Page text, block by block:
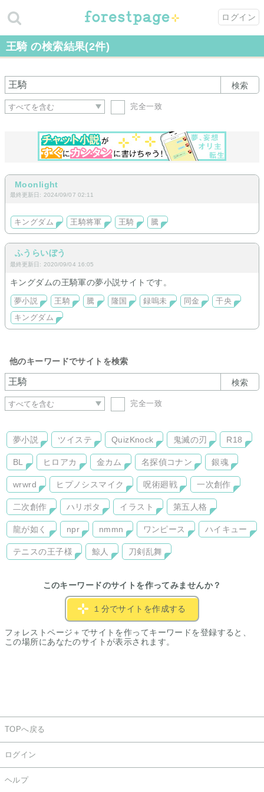
ログイン
王騎 の検索結果(2件)
検索
完全一致
Moonlight
最終更新日: 2024/09/07 02:11
キングダム 王騎将軍 王騎 騰
ふうらいぼう
最終更新日: 2020/09/04 16:05
キングダムの王騎軍の夢小説サイトです。
夢小説 王騎 騰 隆国 録嗚未 同金
干央
キングダム
他のキーワードでサイトを検索
検索
完全一致
夢小説 ツイステ QuizKnock 鬼滅の刃 R18
BL ヒロアカ 金カム 名探偵コナン 銀魂
wrwrd ヒプノシスマイク 呪術廻戦 一次創作
二次創作 ハリポタ イラスト 第五人格
龍が如く npr nmmn ワンピース ハイキュー
テニスの王子様 鯨人 刀剣乱舞
このキーワードのサイトを作ってみませんか？
１分でサイトを作成する
フォレストページ＋でサイトを作ってキーワードを登録すると、
この場所にあなたのサイトが表示されます。
TOPへ戻る
ログイン
ヘルプ